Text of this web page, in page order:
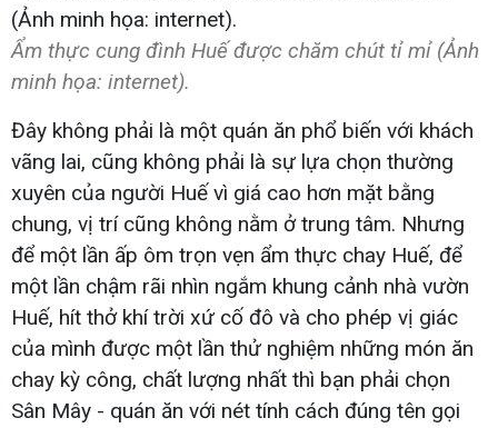
Ẩm thực cung đình Huế được chăm chút tỉ mỉ (Ảnh
minh họa: internet).
Đây không phải là một quán ăn phổ biến với khách
vãng lai, cũng không phải là sự lựa chọn thường
xuyên của người Huế vì giá cao hơn mặt bằng
chung, vị trí cũng không nằm ở trung tâm. Nhưng
để một lần ấp ôm trọn vẹn ẩm thực chay Huế, để
một lần chậm rãi nhìn ngắm khung cảnh nhà vườn
Huế, hít thở khí trời xứ cố đô và cho phép vị giác
của mình được một lần thử nghiệm những món ăn
chay kỳ công, chất lượng nhất thì bạn phải chọn
Sân Mây - quán ăn với nét tính cách đúng tên gọi